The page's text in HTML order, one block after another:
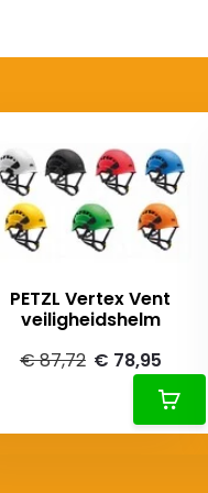
PETZL Vertex Vent
veiligheidshelm
€ 87,72 € 78,95